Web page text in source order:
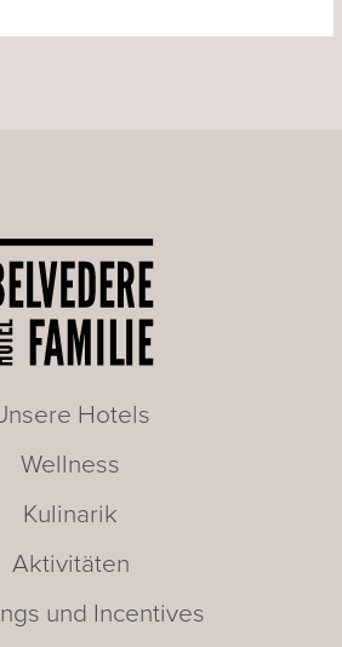
Hotels
Wellness
Kulinarik
Aktivitäten
und Incentives